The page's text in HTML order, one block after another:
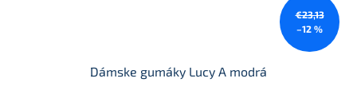
€23,13
–12 %
Dámske gumáky Lucy A modrá